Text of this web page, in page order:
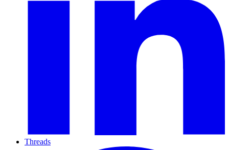
Threads